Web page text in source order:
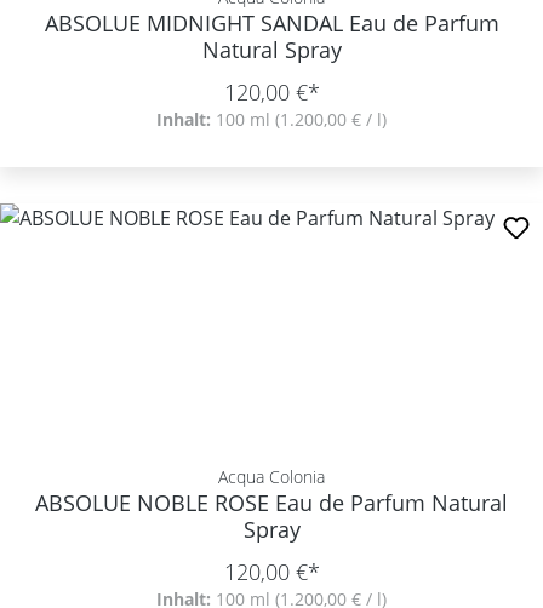
ABSOLUE MIDNIGHT SANDAL Eau de Parfum
Natural Spray
120,00 €*
Inhalt: 100 ml (1.200,00 € / l)
Acqua Colonia
ABSOLUE NOBLE ROSE Eau de Parfum Natural
Spray
120,00 €*
Inhalt: 100 ml (1.200,00 € / l)